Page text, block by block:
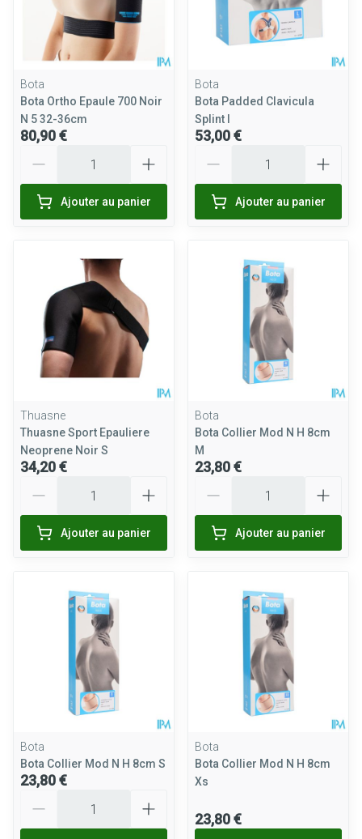
Bota
Bota Ortho Epaule 700 Noir
N 5 32-36cm
80,90 €
Ajouter au panier
Bota
Bota Padded Clavicula
Splint l
53,00 €
Ajouter au panier
Thuasne
Thuasne Sport Epauliere
Neoprene Noir S
34,20 €
Ajouter au panier
Bota
Bota Collier Mod N H 8cm
M
23,80 €
Ajouter au panier
Bota
Bota Collier Mod N H 8cm S
23,80 €
Bota
Bota Collier Mod N H 8cm
Xs
23,80 €